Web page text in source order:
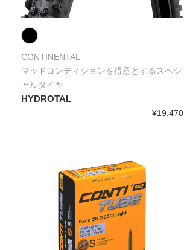
CONTINENTAL
マッドコンディションを得意とするスペシ
ャルタイヤ
HYDROTAL
¥19,470